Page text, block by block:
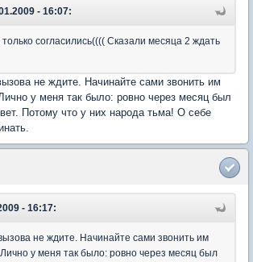
- 16:07:
согласились(((( Сказали месяца 2 ждать
не ждите. Начинайте сами звонить им
у меня так было: ровно через месяц был
Потому что у них народа тьма! О себе
- 16:17:
не ждите. Начинайте сами звонить им
у меня так было: ровно через месяц был